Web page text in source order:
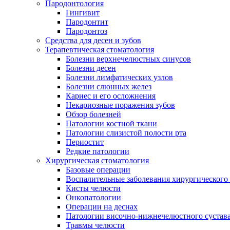
Пародонтология
Гингивит
Пародонтит
Пародонтоз
Средства для десен и зубов
Терапевтическая стоматология
Болезни верхнечелюстных синусов
Болезни десен
Болезни лимфатических узлов
Болезни слюнных желез
Кариес и его осложнения
Некариозные поражения зубов
Обзор болезней
Патологии костной ткани
Патологии слизистой полости рта
Периостит
Редкие патологии
Хирургическая стоматология
Базовые операции
Воспалительные заболевания
Кисты челюсти
Онкопатологии
Операции на деснах
Патологии височно-нижнечелюстного сустава
Травмы челюсти